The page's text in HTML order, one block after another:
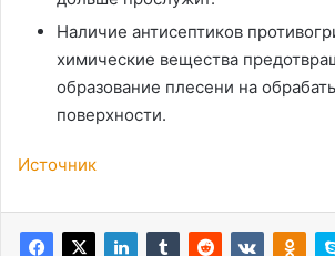
Наличие антисептиков
химические вещества
образование плесени на
поверхности.
Источник